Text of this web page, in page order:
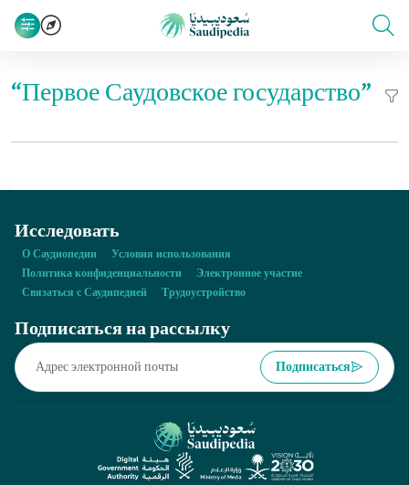
“Первое Саудовское государство”
Исследовать
О Саудиопедии
Условия использования
Политика конфиденциальности
Электронное участие
Связаться с Саудипедией
Трудоустройство
Подписаться на рассылку
Подписаться